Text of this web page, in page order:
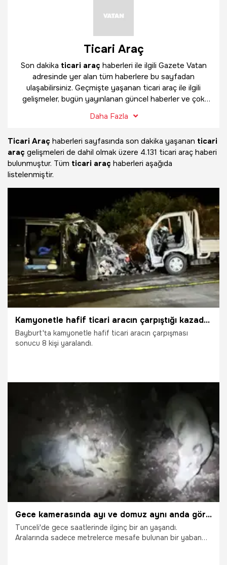
Ticari Araç
Son dakika ticari araçhaberleri ile ilgili Gazete Vatan
adresinde yer alan tüm haberlere bu sayfadan
ulaşabilirsiniz. Geçmişte yaşanan ticari araç ile ilgili
gelişmeler, bugün yayınlanan güncel haberler ve çok
bulabilirsiniz.
Daha Fazla
Ticari Araç haberleri sayfasında son dakika yaşanan ticari
araç gelişmeleri de dahil olmak üzere 4.131 ticari araç haberi
bulunmuştur. Tüm ticari araç haberleri aşağıda
listelenmiştir.
Kamyonetle hafif ticari aracın çarpıştığı kazada 8 kişi yaralandı
Bayburt'ta kamyonetle hafif ticari aracın çarpışması
sonucu 8 kişi yaralandı.
Gündem
Gece kamerasında ayı ve domuz aynı anda görüntülendi
Tunceli'de gece saatlerinde ilginç bir an yaşandı.
Aralarında sadece metrelerce mesafe bulunan bir yaban